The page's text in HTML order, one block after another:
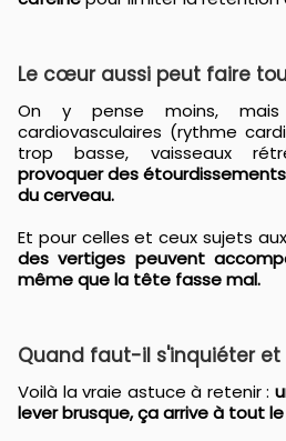
Le cœur aussi peut faire
On y pense moins, mais certains problèmes
cardiovasculaires (rythme
trop basse, vaisseaux
provoquer des
du cerveau.
Et pour celles et ceux sujets
des vertiges peuvent
même que la tête fasse mal.
Quand faut-il s'inquiéter et
Voilà la vraie astuce à retenir :
lever brusque, ça arrive à tout